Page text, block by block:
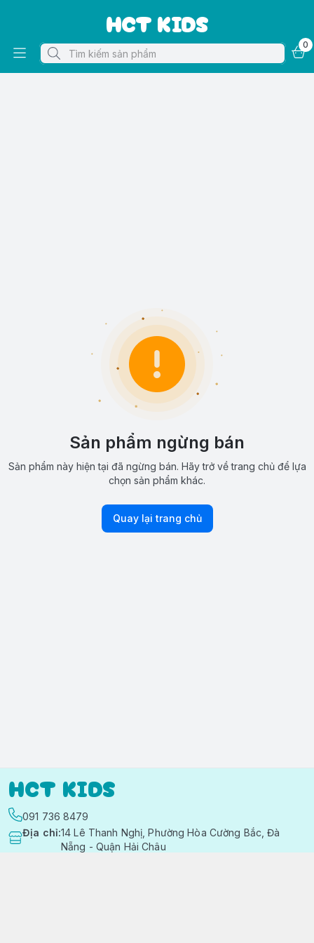
HCT KIDS
0
Sản phẩm ngừng bán
Sản phẩm này hiện tại đã ngừng bán. Hãy trở về trang chủ để lựa
chọn sản phẩm khác.
Quay lại trang chủ
HCT KIDS
091 736 8479
Địa chỉ:14 Lê Thanh Nghị, Phường Hòa Cường Bắc, Đà
Nẵng - Quận Hải Châu